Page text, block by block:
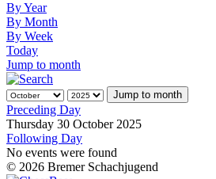
By Year
By Month
By Week
Today
Jump to month
Jump to month
Preceding Day
Thursday 30 October 2025
Following Day
No events were found
© 2026 Bremer Schachjugend